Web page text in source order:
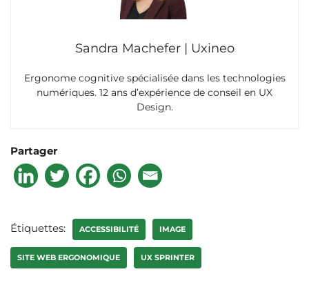
Sandra Machefer | Uxineo
Ergonome cognitive spécialisée dans les technologies
numériques. 12 ans d’expérience de conseil en UX
Design.
Partager
Étiquettes: ACCESSIBILITÉ IMAGE
SITE WEB ERGONOMIQUE UX SPRINTER